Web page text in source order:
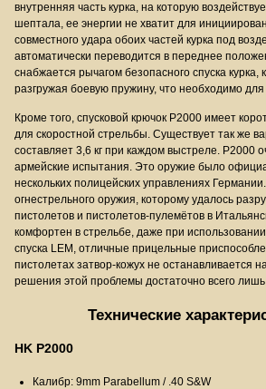
внутренняя часть курка, на которую
шептала, ее энергии не хватит для
совместного удара обоих частей курка под
автоматически переводится в переднее
снабжается рычагом безопасного спуска
разгружая боевую пружину, что необходимо
Кроме того, спусковой крючок P2000 имеет
для скоростной стрельбы. Существует так же
составляет 3,6 кг при каждом выстреле.
армейские испытания. Это оружие было
нескольких полицейских управлениях
огнестрельного оружия, которому удалось
пистолетов и пистолетов-пулемётов в
комфортен в стрельбе, даже при
спуска LEM, отличные прицельные
пистолетах затвор-кожух не останавливается
решения этой проблемы достаточно всего
Технические
HK P2000
Калибр: 9mm Parabellum / .40 S&W